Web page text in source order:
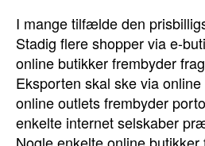
I mange tilfælde den
Stadig flere shopper via e-
online butikker frembyder
Eksporten skal ske via online
online outlets frembyder
enkelte internet selskaber